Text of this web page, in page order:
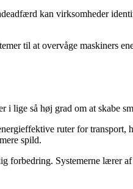
kan virksomheder
til at overvåge maskiners
lige så høj grad om at skabe
ruter for
spild.
Systemerne lærer